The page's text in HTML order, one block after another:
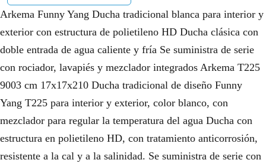
Arkema Funny Yang Ducha tradicional blanca para interior y
exterior con estructura de polietileno HD Ducha clásica con
doble entrada de agua caliente y fría Se suministra de serie
con rociador, lavapiés y mezclador integrados Arkema T225
9003 cm 17x17x210 Ducha tradicional de diseño Funny
Yang T225 para interior y exterior, color blanco, con
mezclador para regular la temperatura del agua Ducha con
estructura en polietileno HD, con tratamiento anticorrosión,
resistente a la cal y a la salinidad. Se suministra de serie con